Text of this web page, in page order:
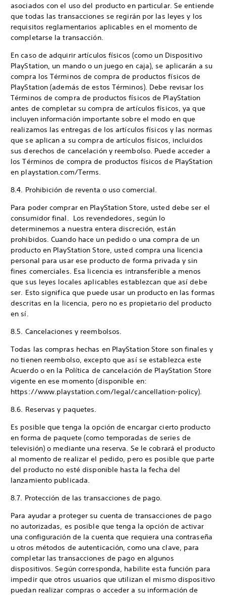
asociados con el uso del producto en particular. Se entiende
que todas las transacciones se regirán por las leyes y los
requisitos reglamentarios aplicables en el momento de
completarse la transacción.
En caso de adquirir artículos físicos (como un Dispositivo
PlayStation, un mando o un juego en caja), se aplicarán a su
compra los Términos de compra de productos físicos de
PlayStation (además de estos Términos). Debe revisar los
Términos de compra de productos físicos de PlayStation
antes de completar su compra de artículos físicos, ya que
incluyen información importante sobre el modo en que
realizamos las entregas de los artículos físicos y las normas
que se aplican a su compra de artículos físicos, incluidos
sus derechos de cancelación y reembolso. Puede acceder a
los Términos de compra de productos físicos de PlayStation
en playstation.com/Terms.
8.4. Prohibición de reventa o uso comercial.
Para poder comprar en PlayStation Store, usted debe ser el
consumidor final. Los revendedores, según lo
determinemos a nuestra entera discreción, están
prohibidos. Cuando hace un pedido o una compra de un
producto en PlayStation Store, usted compra una licencia
personal para usar ese producto de forma privada y sin
fines comerciales. Esa licencia es intransferible a menos
que sus leyes locales aplicables establezcan que así debe
ser. Esto significa que puede usar un producto en las formas
descritas en la licencia, pero no es propietario del producto
en sí.
8.5. Cancelaciones y reembolsos.
Todas las compras hechas en PlayStation Store son finales y
no tienen reembolso, excepto que así se establezca este
Acuerdo o en la Política de cancelación de PlayStation Store
vigente en ese momento (disponible en:
https://www.playstation.com/legal/cancellation-policy).
8.6. Reservas y paquetes.
Es posible que tenga la opción de encargar cierto producto
en forma de paquete (como temporadas de series de
televisión) o mediante una reserva. Se le cobrará el producto
al momento de realizar el pedido, pero es posible que parte
del producto no esté disponible hasta la fecha del
lanzamiento publicada.
8.7. Protección de las transacciones de pago.
Para ayudar a proteger su cuenta de transacciones de pago
no autorizadas, es posible que tenga la opción de activar
una configuración de la cuenta que requiera una contraseña
u otros métodos de autenticación, como una clave, para
completar las transacciones de pago en algunos
dispositivos. Según corresponda, habilite esta función para
impedir que otros usuarios que utilizan el mismo dispositivo
puedan realizar compras o acceder a su información de